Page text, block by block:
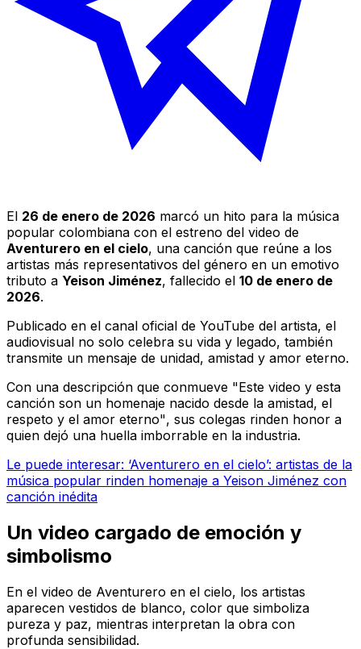
El 26 de enero de 2026 marcó un hito para la música
popular colombiana con el estreno del video de
Aventurero en el cielo, una canción que reúne a los
artistas más representativos del género en un emotivo
tributo a Yeison Jiménez, fallecido el 10 de enero de
2026.
Publicado en el canal oficial de YouTube del artista, el
audiovisual no solo celebra su vida y legado, también
transmite un mensaje de unidad, amistad y amor eterno.
Con una descripción que conmueve "Este video y esta
canción son un homenaje nacido desde la amistad, el
respeto y el amor eterno", sus colegas rinden honor a
quien dejó una huella imborrable en la industria.
Le puede interesar: ‘Aventurero en el cielo’: artistas de la
música popular rinden homenaje a Yeison Jiménez con
canción inédita
Un video cargado de emoción y
simbolismo
En el video de Aventurero en el cielo, los artistas
aparecen vestidos de blanco, color que simboliza
pureza y paz, mientras interpretan la obra con
profunda sensibilidad.